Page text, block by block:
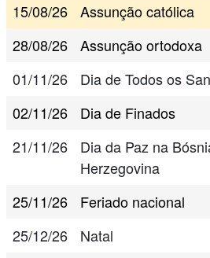
15/08/26
Assunção católica
28/08/26
Assunção ortodoxa
01/11/26
Dia de Todos os
02/11/26
Dia de Finados
21/11/26
Dia da Paz na
Herzegovina
25/11/26 Feriado nacional
25/12/26
Natal